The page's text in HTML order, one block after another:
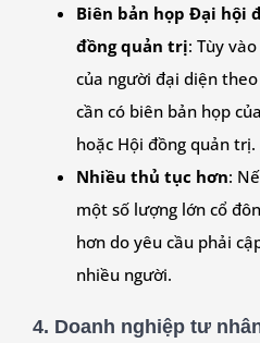
Biên bản họp Đại hội
đồng quản trị: Tùy
của người đại diện
cần có biên bản họp
hoặc Hội đồng quản trị.
Nhiều thủ tục hơn:
một số lượng lớn cổ
hơn do yêu cầu phải
nhiều người.
4. Doanh nghiệp tư